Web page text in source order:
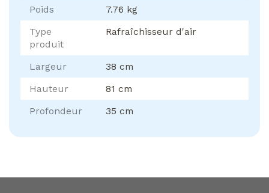
Poids
7.76 kg
Type
produit
Rafraîchisseur d'air
Largeur
38 cm
Hauteur
81 cm
Profondeur
35 cm